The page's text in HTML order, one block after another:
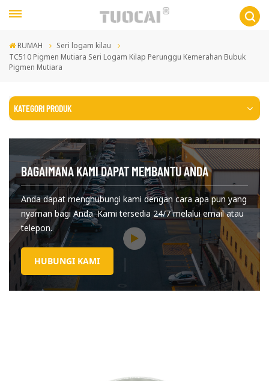
RUMAH
Seri logam kilau
TC510 Pigmen Mutiara Seri Logam Kilap Perunggu Kemerahan Bubuk
Pigmen Mutiara
KATEGORI PRODUK
BAGAIMANA KAMI DAPAT MEMBANTU ANDA
Anda dapat menghubungi kami dengan cara apa pun yang
nyaman bagi Anda. Kami tersedia 24/7 melalui email atau
telepon.
HUBUNGI KAMI